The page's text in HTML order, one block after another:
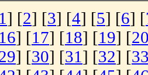
1 ] [2] [3] [4] [5] [6] [
16] [17] [18] [19] [
] [30] [31 ] [32] [